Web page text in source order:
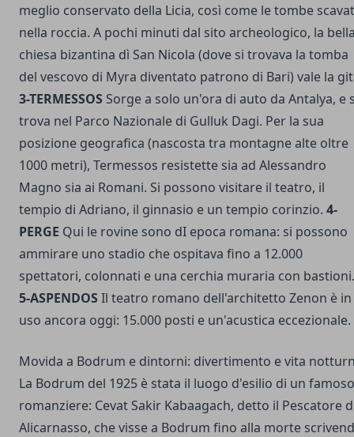
meglio conservato della Licia, così come le tombe
nella roccia. A pochi minuti dal sito archeologico, la
chiesa bizantina dì San Nicola (dove si trovava la tomba
del vescovo di Myra diventato patrono di Bari) vale la
3-TERMESSOS Sorge a solo un'ora di auto da Antalya, e
trova nel Parco Nazionale di Gulluk Dagi. Per la sua
posizione geografica (nascosta tra montagne alte oltre
1000 metri), Termessos resistette sia ad Alessandro
Magno sia ai Romani. Si possono visitare il teatro, il
tempio di Adriano, il ginnasio e un tempio corinzio. 4-
PERGE Qui le rovine sono dI epoca romana: si possono
ammirare uno stadio che ospitava fino a 12.000
spettatori, colonnati e una cerchia muraria con bastioni.
5-ASPENDOS Il teatro romano dell'architetto Zenon è in
uso ancora oggi: 15.000 posti e un'acustica eccezionale.
Movida a Bodrum e dintorni: divertimento e vita
La Bodrum del 1925 è stata il luogo d'esilio di un famoso
romanziere: Cevat Sakir Kabaagach, detto il Pescatore
Alicarnasso, che visse a Bodrum fino alla morte